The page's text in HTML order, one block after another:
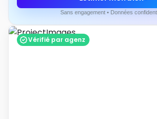
Sans engagement • Données
Vérifié par agenz